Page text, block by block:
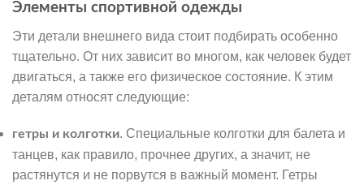
Элементы спортивной одежды
Эти детали внешнего вида стоит подбирать особенно
тщательно. От них зависит во многом, как человек будет
двигаться, а также его физическое состояние. К этим
деталям относят следующие:
гетры и колготки. Специальные колготки для балета и
танцев, как правило, прочнее других, а значит, не
растянутся и не порвутся в важный момент. Гетры